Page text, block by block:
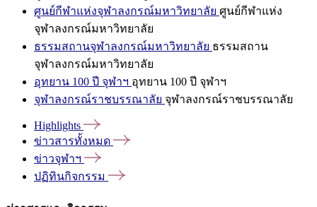
ศูนย์กีฬาแห่งจุฬาลงกรณ์มหาวิทยาลัย ศูนย์กีฬาแห่ง
จุฬาลงกรณ์มหาวิทยาลัย
ธรรมสถานจุฬาลงกรณ์มหาวิทยาลัย ธรรมสถาน
จุฬาลงกรณ์มหาวิทยาลัย
อุทยาน 100 ปี จุฬาฯ อุทยาน 100 ปี จุฬาฯ
จุฬาลงกรณ์ราชบรรณาลัย จุฬาลงกรณ์ราชบรรณาลัย
Highlights
ข่าวสารทั้งหมด
ข่าวจุฬาฯ
ปฏิทินกิจกรรม